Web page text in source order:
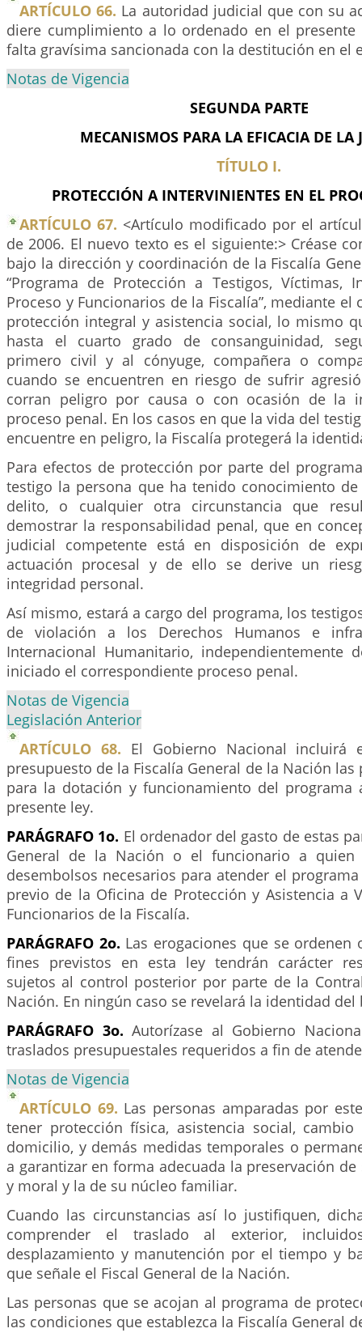
ARTÍCULO 66. La autoridad judicial que con su
diere cumplimiento a lo ordenado en el
falta gravísima sancionada con la destitución en el
Notas de Vigencia
SEGUNDA PARTE
MECANISMOS PARA LA EFICACIA DE LA
TÍTULO I.
PROTECCIÓN A INTERVINIENTES EN EL
ARTÍCULO 67. <Artículo modificado por el
de 2006. El nuevo texto es el siguiente:> Créase
bajo la dirección y coordinación de la Fiscalía
“Programa de Protección a Testigos, Víctimas,
Proceso y Funcionarios de la Fiscalía”, mediante el
protección integral y asistencia social, lo mismo
hasta el cuarto grado de consanguinidad,
primero civil y al cónyuge, compañera o
cuando se encuentren en riesgo de sufrir
corran peligro por causa o con ocasión de la
proceso penal. En los casos en que la vida del
encuentre en peligro, la Fiscalía protegerá la
Para efectos de protección por parte del
testigo la persona que ha tenido conocimiento
delito, o cualquier otra circunstancia que
demostrar la responsabilidad penal, que en
judicial competente está en disposición de
actuación procesal y de ello se derive un
integridad personal.
Así mismo, estará a cargo del programa, los
de violación a los Derechos Humanos e
Internacional Humanitario, independientemente
iniciado el correspondiente proceso penal.
Notas de Vigencia
Legislación Anterior
ARTÍCULO 68. El Gobierno Nacional incluirá
presupuesto de la Fiscalía General de la Nación las
para la dotación y funcionamiento del programa
presente ley.
PARÁGRAFO 1o. El ordenador del gasto de estas
General de la Nación o el funcionario a quien
desembolsos necesarios para atender el
previo de la Oficina de Protección y Asistencia a
Funcionarios de la Fiscalía.
PARÁGRAFO 2o. Las erogaciones que se ordenen
fines previstos en esta ley tendrán carácter
sujetos al control posterior por parte de la
Nación. En ningún caso se revelará la identidad
PARÁGRAFO 3o. Autorízase al Gobierno
traslados presupuestales requeridos a fin de
Notas de Vigencia
ARTÍCULO 69. Las personas amparadas por
tener protección física, asistencia social,
domicilio, y demás medidas temporales o
a garantizar en forma adecuada la preservación
y moral y la de su núcleo familiar.
Cuando las circunstancias así lo justifiquen,
comprender el traslado al exterior,
desplazamiento y manutención por el tiempo y
que señale el Fiscal General de la Nación.
Las personas que se acojan al programa de
las condiciones que establezca la Fiscalía General